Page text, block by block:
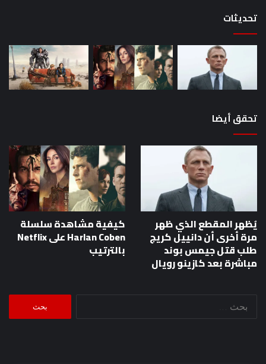
تحديثات
تحقق أيضا
يُظهر المقطع الذي ظهر
مرة أخرى أن دانييل كريج
طلب قتل جيمس بوند
مباشرة بعد كازينو رويال
كيفية مشاهدة سلسلة
Harlan Coben على Netflix
بالترتيب